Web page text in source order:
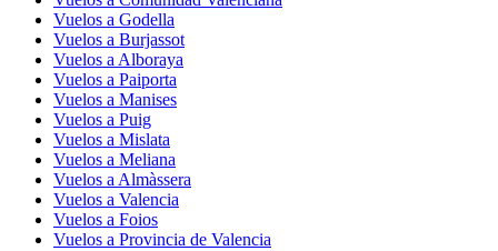
Vuelos a Godella
Vuelos a Burjassot
Vuelos a Alboraya
Vuelos a Paiporta
Vuelos a Manises
Vuelos a Puig
Vuelos a Mislata
Vuelos a Meliana
Vuelos a Almàssera
Vuelos a Valencia
Vuelos a Foios
Vuelos a Provincia de Valencia